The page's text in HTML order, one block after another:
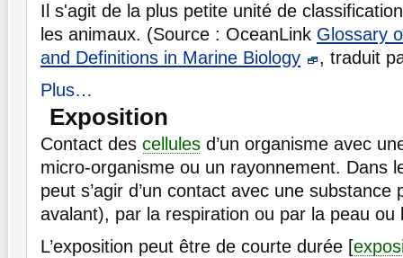
Il s'agit de la plus petite unité de
les animaux. (Source : OceanLink Glossary
and Definitions in Marine Biology
, traduit
Plus…
Exposition
Contact des cellules d’un organisme avec
micro-organisme ou un rayonnement. Dans
peut s’agir d’un contact avec une substance
avalant), par la respiration ou par la peau ou
L’exposition peut être de courte durée [